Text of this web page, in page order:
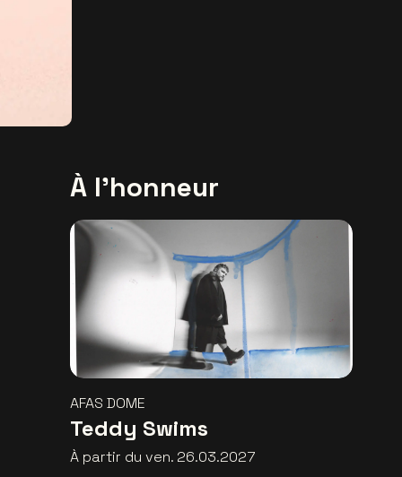
À l'honneur
AFAS DOME
Teddy Swims
À partir du ven. 26.03.2027